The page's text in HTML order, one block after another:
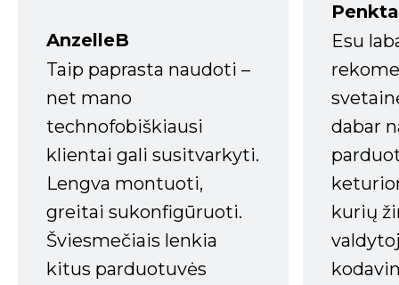
AnzelleB
Taip paprasta naudoti –
net mano
technofobiškiausi
klientai gali susitvarkyti.
Lengva montuoti,
greitai sukonfigūruoti.
Šviesmečiais lenkia
kitus parduotuvės
Esu
dabar
kurių